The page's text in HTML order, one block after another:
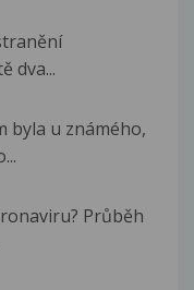
dva...
byla u známého,
Průběh